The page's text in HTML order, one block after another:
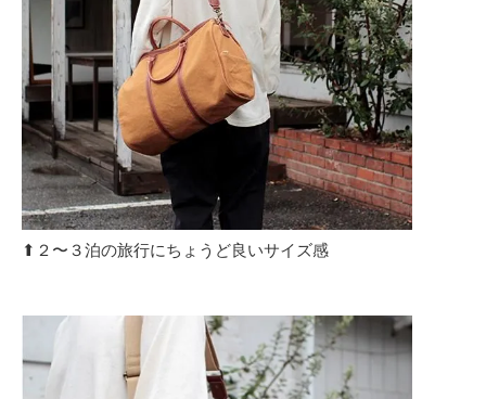
⬆︎２〜３泊の旅行にちょうど良いサイズ感